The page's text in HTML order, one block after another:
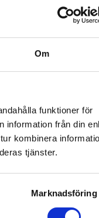
Om
funktioner för
information från din
kombinera
tjänster.
Marknadsföring